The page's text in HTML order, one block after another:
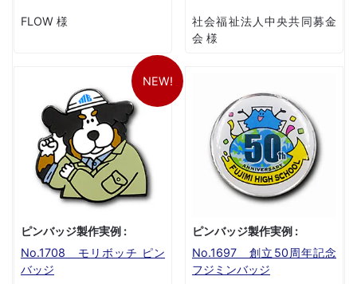
FLOW 様
社会福祉法人中央共同募金
会 様
NEW!
ピンバッジ製作実例 :
No.1708 モリボッチ ピン
バッジ
ピンバッジ製作実例 :
No.1697 創立50周年記念
フジミンバッジ